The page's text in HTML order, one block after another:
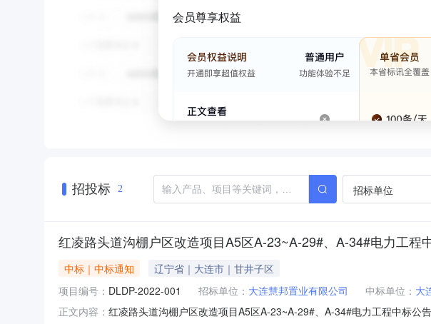
会员尊享权益
招投标 2 招标单位
红凌路头道沟棚户区改造项目A5区A-23~A-29#、A-34#电力工程
中标｜中标通知
辽宁省｜大连市｜甘井子区
项目编号： DLDP-2022-001 招标单位： 大连慧邦置业有限公司 中标单位： 大
正文内容： 红凌路头道沟棚户区改造项目A5区A-23~A-29#、A-34#电力工程中标